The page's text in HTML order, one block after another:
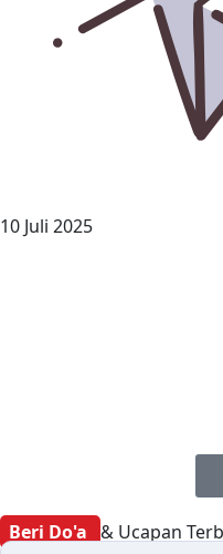
10 Juli 2025
Beri Do'a & Ucapan